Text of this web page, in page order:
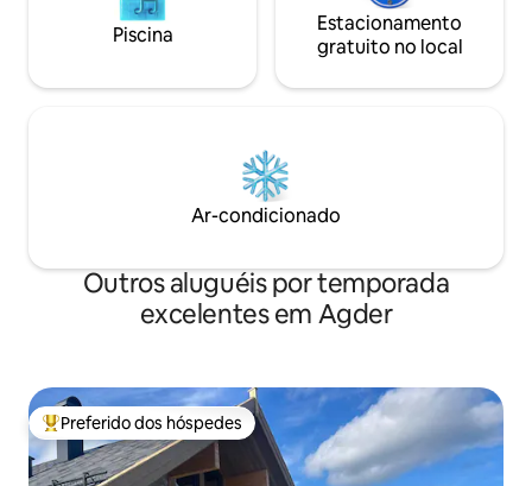
Piscina
Estacionamento
gratuito no local
Ar-condicionado
Outros aluguéis por temporada
excelentes em Agder
Entre os melhores preferidos dos hóspedes
Preferido dos hóspedes